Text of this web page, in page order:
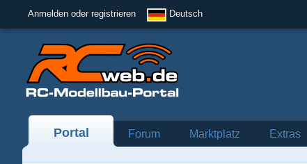
Anmelden oder registrieren Deutsch
Portal Forum Marktplatz Extras